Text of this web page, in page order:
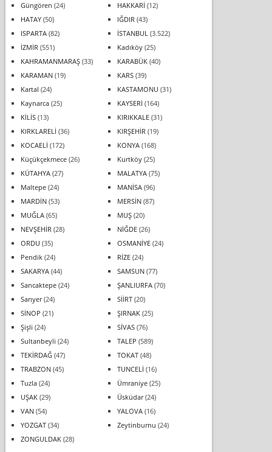
Güngören (24) HAKKARİ (12)
HATAY(50) IĞDIR (43)
ISPARTA(82) İSTANBUL (3.522)
İZMİR (551) Kadıköy(25)
KAHRAMANMARAŞ(33) KARABÜK(40)
KARAMAN(19) KARS(39)
Kartal (24) KASTAMONU (31)
Kaynarca(25) KAYSERİ (164)
KİLİS(13) KIRIKKALE(31)
KIRKLARELİ (36) KIRŞEHİR (19)
KOCAELİ (172) KONYA(168)
Küçükçekmece(26) Kurtköy(25)
KÜTAHYA(27) MALATYA(75)
Maltepe(24) MANİSA(96)
MARDİN(53) MERSİN(87)
MUĞLA(65) MUŞ(20)
NEVŞEHİR (28) NİĞDE(26)
ORDU (35) OSMANİYE(24)
Pendik(24) RİZE(24)
SAKARYA(44) SAMSUN(77)
Sancaktepe(24) ŞANLIURFA(70)
Sarıyer(24) SİİRT(20)
SİNOP (21) ŞIRNAK(25)
Şişli (24) SİVAS(76)
Sultanbeyli (24) TALEP (589)
TEKİRDAĞ(47) TOKAT(48)
TRABZON(45) TUNCELİ (16)
Tuzla(24) Ümraniye(25)
UŞAK(29) Üsküdar(24)
VAN(54) YALOVA(16)
YOZGAT(34) Zeytinburnu (24)
ZONGULDAK(28)